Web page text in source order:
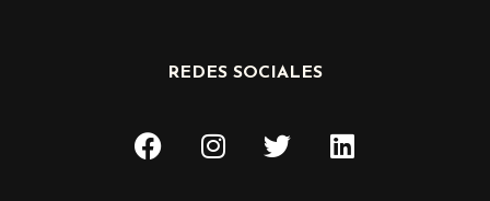
REDES SOCIALES
F
a
I
n
T
w
L
i